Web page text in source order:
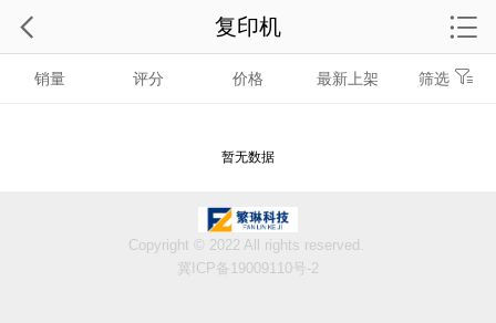
销量 评分 价格 最新上架 筛选
暂无数据
复印机
Copyright © 2022 All rights reserved.
冀ICP备19009110号-2